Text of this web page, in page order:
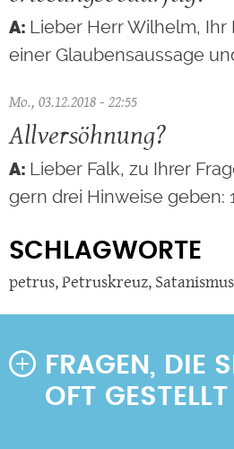
Lieber Herr Wilhelm,
einer Glaubensaussage
Mo., 03.12.2018 - 22:55
Allversöhnung?
Lieber Falk, zu Ihrer
gern drei Hinweise geben:
SCHLAGWORTE
petrus,Petruskreuz,Satanismus
FRAGEN, DIE
OFT